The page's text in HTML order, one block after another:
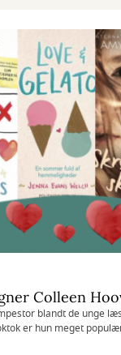
Colleen
blandt de unge
er hun meget
har læst alt af hende,